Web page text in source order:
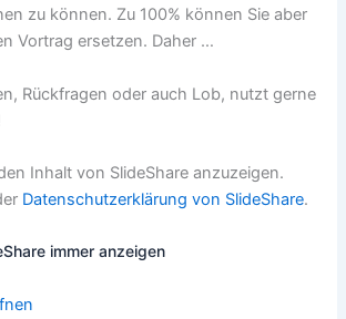
zu können. Zu 100% können Sie aber
Vortrag ersetzen. Daher …
Rückfragen oder auch Lob, nutzt gerne
Inhalt von SlideShare anzuzeigen.
Datenschutzerklärung von SlideShare.
immer anzeigen